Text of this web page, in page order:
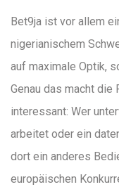
Bet9ja ist vor allem
nigerianischem
auf maximale Optik,
Genau das macht
interessant: Wer
arbeitet oder ein
dort ein anderes
europäischen